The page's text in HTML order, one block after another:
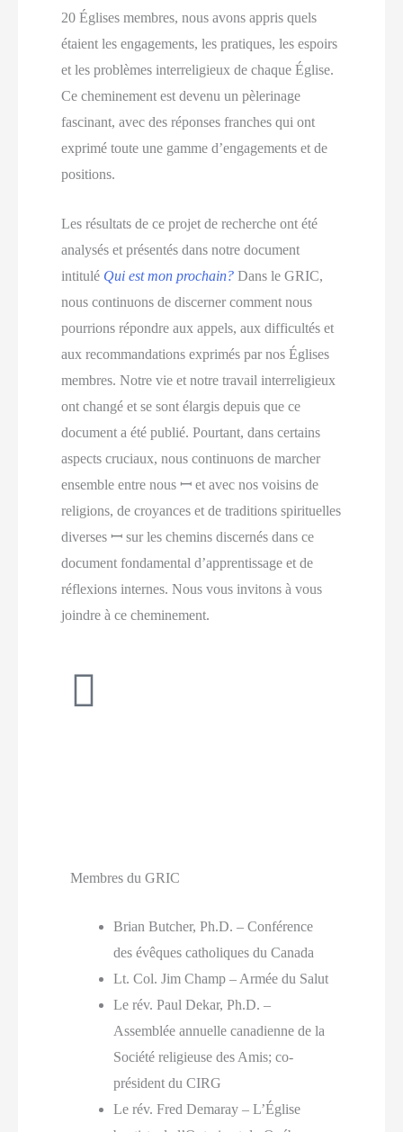
20 Églises membres, nous avons appris quels
étaient les engagements, les pratiques, les espoirs
et les problèmes interreligieux de chaque Église.
Ce cheminement est devenu un pèlerinage
fascinant, avec des réponses franches qui ont
exprimé toute une gamme d’engagements et de
positions.
Les résultats de ce projet de recherche ont été
analysés et présentés dans notre document
intitulé Qui est mon prochain? Dans le GRIC,
nous continuons de discerner comment nous
pourrions répondre aux appels, aux difficultés et
aux recommandations exprimés par nos Églises
membres. Notre vie et notre travail interreligieux
ont changé et se sont élargis depuis que ce
document a été publié. Pourtant, dans certains
aspects cruciaux, nous continuons de marcher
ensemble entre nous ꟷ et avec nos voisins de
religions, de croyances et de traditions spirituelles
diverses ꟷ sur les chemins discernés dans ce
document fondamental d’apprentissage et de
réflexions internes. Nous vous invitons à vous
joindre à ce cheminement.
Membres du GRIC
Brian Butcher, Ph.D. – Conférence
des évêques catholiques du Canada
Lt. Col. Jim Champ – Armée du Salut
Le rév. Paul Dekar, Ph.D. –
Assemblée annuelle canadienne de la
Société religieuse des Amis; co-
président du CIRG
Le rév. Fred Demaray – L’Église